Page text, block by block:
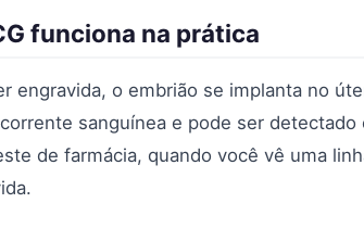
funciona na prática
engravida, o embrião se implanta no
sanguínea e pode ser
de farmácia, quando você vê uma